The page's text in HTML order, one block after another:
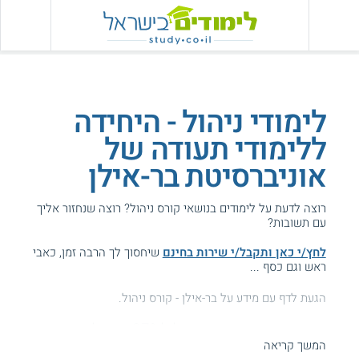
לימודי ניהול - היחידה
ללימודי תעודה של
אוניברסיטת בר-אילן
רוצה לדעת על לימודים בנושאי קורס ניהול? רוצה שנחזור אליך
עם תשובות?
לחץ/י כאן ותקבל/י שירות בחינם שיחסוך לך הרבה זמן, כאבי
ראש וגם כסף ...
הגעת לדף עם מידע על בר-אילן - קורס ניהול.
עזרנו גם לך? דרג אותנו:המשך קריאה